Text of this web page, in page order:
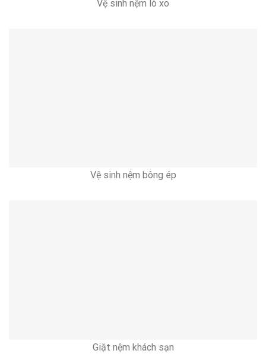
Vệ sinh nệm lò xo
Vệ sinh nệm bông ép
Giặt nệm khách sạn